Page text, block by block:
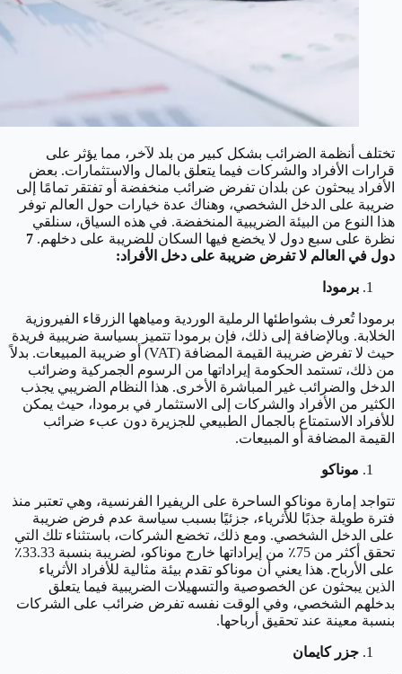
تختلف أنظمة الضرائب بشكل كبير من بلد لآخر، مما يؤثر على
قرارات الأفراد والشركات فيما يتعلق بالمال والاستثمارات. بعض
الأفراد يبحثون عن بلدان تفرض ضرائب منخفضة أو تفتقر تمامًا إلى
ضريبة على الدخل الشخصي، وهناك عدة خيارات حول العالم توفر
هذا النوع من البيئة الضريبية المنخفضة. في هذه السياق، سنلقي
نظرة على سبع دول لا يخضع فيها السكان للضريبة على دخلهم. 7
دول في العالم لا تفرض ضريبة على دخل الأفراد:
برمودا
برمودا تُعرف بشواطئها الرملية الوردية ومياهها الزرقاء الفيروزية
الخلابة. وبالإضافة إلى ذلك، فإن برمودا تتميز بسياسة ضريبية فريدة
حيث لا تفرض ضريبة القيمة المضافة (VAT) أو ضريبة المبيعات. بدلاً
من ذلك، تستمد الحكومة إيراداتها من الرسوم الجمركية وضرائب
الدخل والضرائب غير المباشرة الأخرى. هذا النظام الضريبي يجذب
الكثير من الأفراد والشركات إلى الاستثمار في برمودا، حيث يمكن
للأفراد الاستمتاع بالجمال الطبيعي للجزيرة دون عبء ضرائب
القيمة المضافة أو المبيعات.
موناكو
تتواجد إمارة موناكو الساحرة على الريفيرا الفرنسية، وهي تعتبر منذ
فترة طويلة جذبًا للأثرياء، جزئيًا بسبب سياسة عدم فرض ضريبة
على الدخل الشخصي. ومع ذلك، تخضع الشركات، باستثناء تلك التي
تحقق أكثر من 75٪ من إيراداتها خارج موناكو، لضريبة بنسبة 33.33٪
على الأرباح. هذا يعني أن موناكو تقدم بيئة مثالية للأفراد الأثرياء
الذين يبحثون عن الخصوصية والتسهيلات الضريبية فيما يتعلق
بدخلهم الشخصي، وفي الوقت نفسه تفرض ضرائب على الشركات
بنسبة معينة عند تحقيق أرباحها.
جزر كايمان